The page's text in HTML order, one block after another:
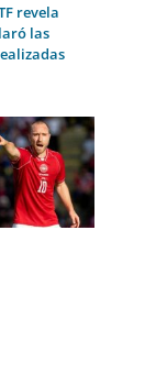
revela
las